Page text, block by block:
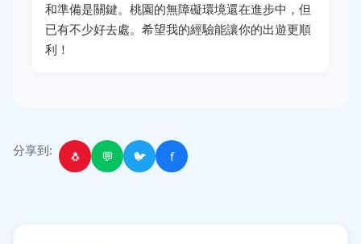
和準備是關鍵。桃園的無障礙環境還在進步中，但
已有不少好去處。希望我的經驗能讓你的出遊更順
利！
分享到: 🐧 💬 🐦 f